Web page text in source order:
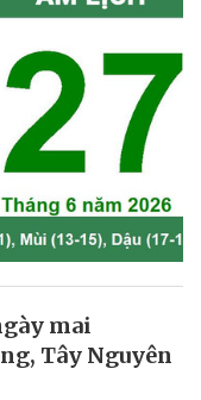
mai
Tây Nguyên